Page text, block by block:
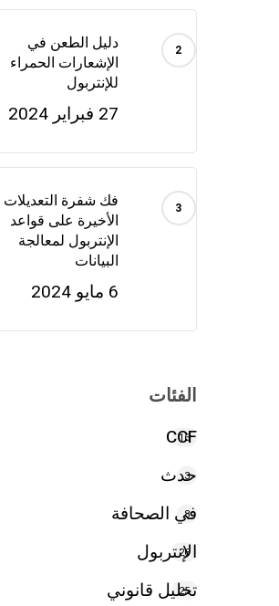
دليل الطعن في
الإشعارات الحمراء
للإنتربول
27 فبراير 2024
فك شفرة التعديلات
الأخيرة على قواعد
الإنتربول لمعالجة
البيانات
6 مايو 2024
الفئات
CCF
16
حدث
3
في الصحافة
8
الإنتربول
26
تحليل قانوني
25